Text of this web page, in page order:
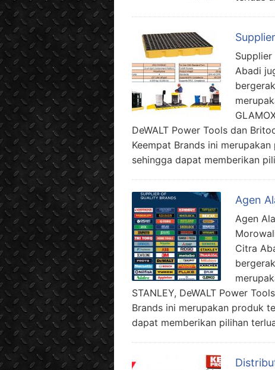
Supplier
Abadi
DeWALT Power Tools dan
Keempat Brands ini
sehingga dapat memberikan
Agen
Agen
Citra
STANLEY, DeWALT Power
Brands ini merupakan produk
dapat memberikan pilihan